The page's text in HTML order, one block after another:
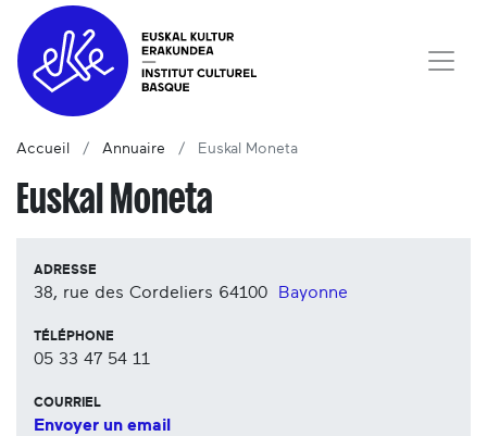
Accueil Annuaire Euskal Moneta
Euskal Moneta
ADRESSE
38, rue des Cordeliers 64100 Bayonne
TÉLÉPHONE
05 33 47 54 11
COURRIEL
Envoyer un email